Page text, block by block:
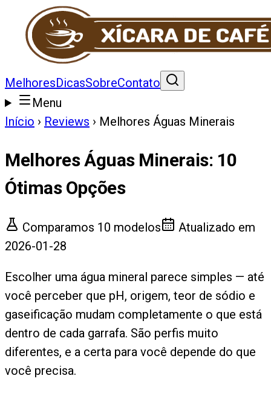
MelhoresDicasSobreContato
Menu
Início › Reviews › Melhores Águas Minerais
Melhores Águas Minerais: 10
Ótimas Opções
Comparamos 10 modelos
Atualizado em
2026-01-28
Escolher uma água mineral parece simples — até
você perceber que pH, origem, teor de sódio e
gaseificação mudam completamente o que está
dentro de cada garrafa. São perfis muito
diferentes, e a certa para você depende do que
você precisa.